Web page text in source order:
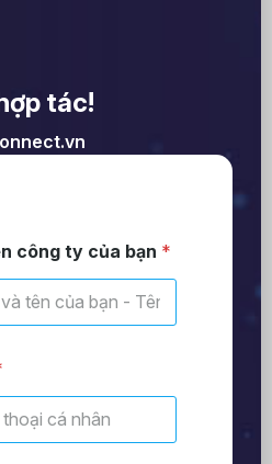
tác!
công ty của bạn *